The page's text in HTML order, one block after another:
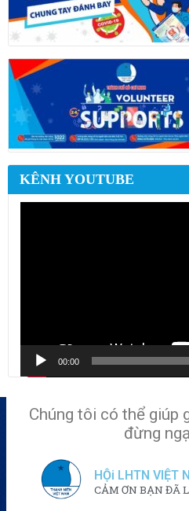
KÊNH YOUTUBE
00:00
Chúng tôi có thể giúp
đừng
HỘi LHTN VIỆT
CẢM ƠN BẠN ĐÃ